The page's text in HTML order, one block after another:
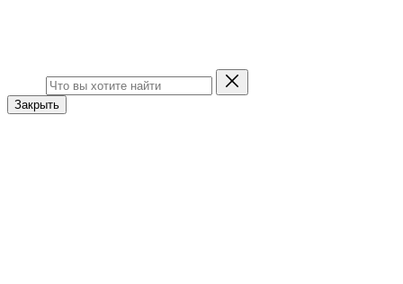
Закрыть